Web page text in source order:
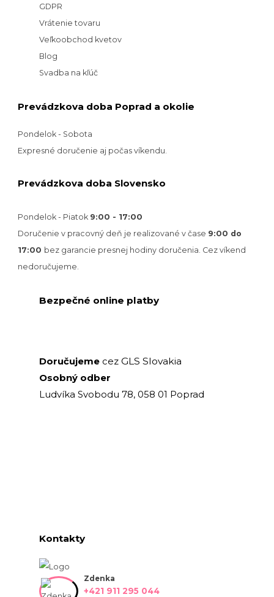
GDPR
Vrátenie tovaru
Veľkoobchod kvetov
Blog
Svadba na kľúč
Prevádzkova doba Poprad a okolie
Pondelok - Sobota
Expresné doručenie aj počas víkendu.
Prevádzkova doba Slovensko
Pondelok - Piatok 9:00 - 17:00
Doručenie v pracovný deň je realizované v čase 9:00 do
17:00 bez garancie presnej hodiny doručenia. Cez víkend
nedoručujeme.
Bezpečné online platby
Doručujeme cez GLS Slovakia
Osobný odber
Ludvíka Svobodu 78, 058 01 Poprad
Kontakty
Zdenka
+421 911 295 044